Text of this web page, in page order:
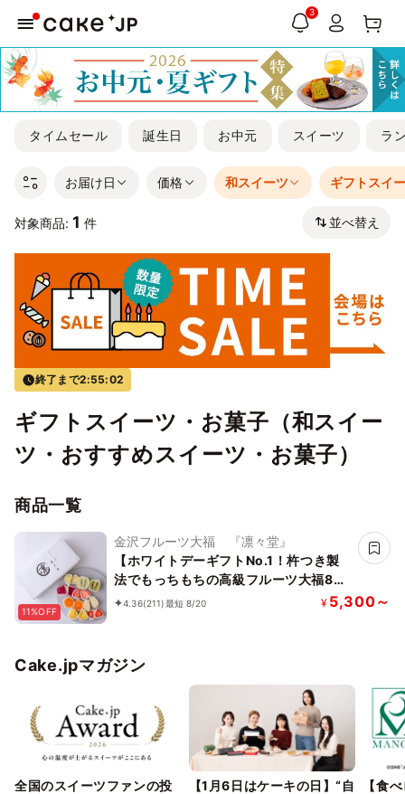
3
タイムセール 誕生日 お中元 スイーツ ラ
お届け日 価格 和スイーツ ギフトスイ
対象商品: 1 件 並べ替え
終了まで2:55:02
ギフトスイーツ・お菓子（和スイー
ツ・おすすめスイーツ・お菓子）
商品一覧
11%OFF
金沢フルーツ大福 『凛々堂』
【ホワイトデーギフトNo.1！杵つき製
法でもっちもちの高級フルーツ大福8
種】 新食感！と旬のフルーツの甘み引
4.36(211)最短 8/20 ¥ 5,300～
Cake.jpマガジン
全国のスイーツファンの投
【1月6日はケーキの日】“自
【食